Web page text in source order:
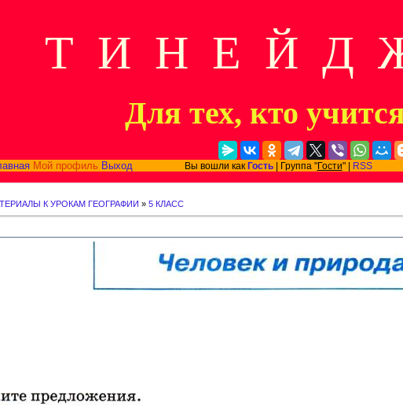
Т И Н Е Й Д
Для тех, кто
Мой профиль ВыходВы вошли как Гость| Группа "Гости" |
RSS
К УРОКАМ ГЕОГРАФИИ » 5 КЛАСС